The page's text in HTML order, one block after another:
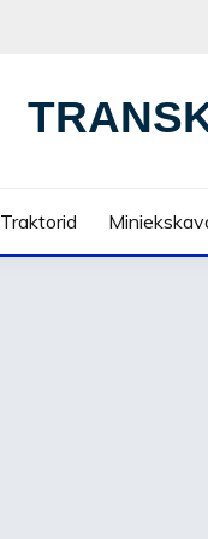
Traktorid